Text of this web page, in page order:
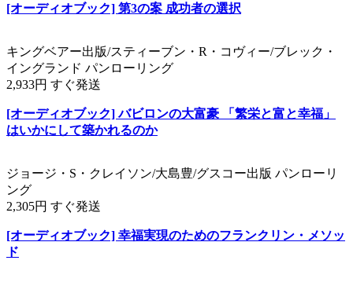
[オーディオブック] 第3の案 成功者の選択
キングベアー出版/スティーブン・R・コヴィー/ブレック・
イングランド パンローリング
2,933円 すぐ発送
[オーディオブック] バビロンの大富豪 「繁栄と富と幸福」
はいかにして築かれるのか
ジョージ・S・クレイソン/大島豊/グスコー出版 パンローリ
ング
2,305円 すぐ発送
[オーディオブック] 幸福実現のためのフランクリン・メソッ
ド